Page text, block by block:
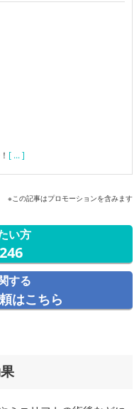
[ ... ]
※この記事はプロモーションを含みます
い方
する
はこちら